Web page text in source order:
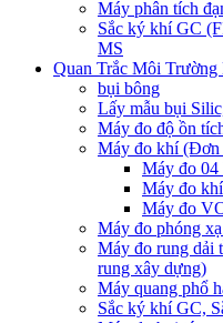
Máy phân tích
Sắc ký khí GC
MS
Quan Trắc Môi
bụi bông
Lấy mẫu bụi
Máy đo độ ồn
Máy đo khí
Máy đo 04
Máy đo
Máy đo
Máy đo phóng
Máy đo rung dải
rung xây dựng)
Máy quang phổ
Sắc ký khí GC,